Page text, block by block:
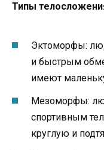
Типы
Эктоморфы:
и быстрым
имеют
Мезоморфы:
спортивным
круглую и